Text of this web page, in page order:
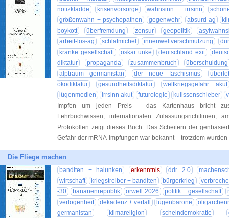
notizkladde
krisenvorsorge wahnsinn + irrsinn
größenwahn + psychopathen
gegenwehr absurd-ag
boykott
überfremdung zensur geopolitik
arbeit-los-ag
schlafmichel innenweltverschmutzung
kranke gesellschaft
oskar unke deutschland exit
diktatur
propaganda zusammenbruch
überschuldung
alptraum germanistan
der neue faschismus
ökodiktatur
gesundheitsdiktatur
weltkriegsgefahr akut
lügenmedien
irrsinn akut futurologie kulissenschieber
Impfen um jeden Preis – das Kartenhaus bricht
Lehrbuchwissen, internationalen Zulassungsrichtlinien,
Protokollen zeigt dieses Buch: Das Scheitern der
Gefahr der mRNA-Impfungen war bekannt – trotzdem
Die Fliege machen
banditen + halunken erkenntnis ddr 2.0
wirtschaft
kriegstreiber + banditen bürgerkrieg
-30
bananenrepublik orwell 2026 politik + gesellschaft
verlogenheit
dekadenz + verfall lügenbarone
germanistan
klimareligion scheindemokratie